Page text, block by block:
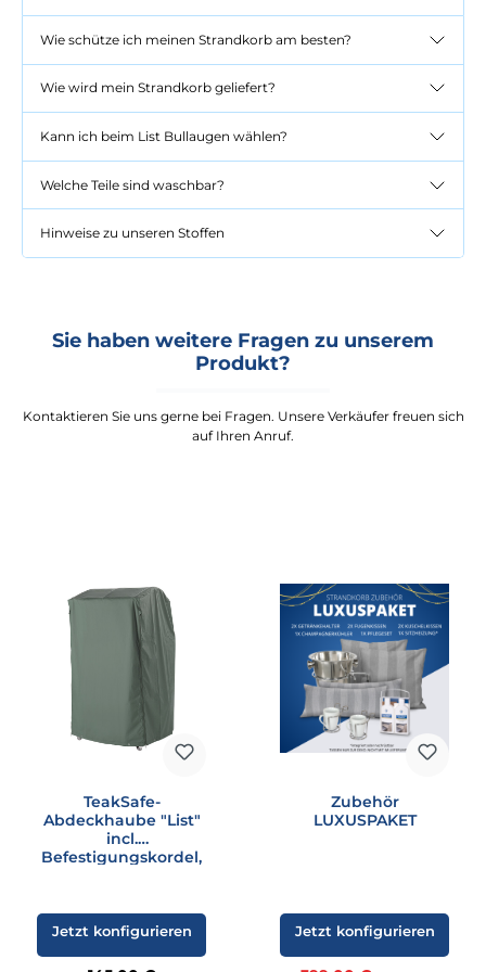
Wie schütze ich meinen Strandkorb am besten?
Wie wird mein Strandkorb geliefert?
Kann ich beim List Bullaugen wählen?
Welche Teile sind waschbar?
Hinweise zu unseren Stoffen
Sie haben weitere Fragen zu unserem
Produkt?
Kontaktieren Sie uns gerne bei Fragen. Unsere Verkäufer freuen sich
auf Ihren Anruf.
TeakSafe-
Abdeckhaube "List"
incl.
Befestigungskordel,
Jetzt konfigurieren
Zubehör
LUXUSPAKET
Jetzt konfigurieren